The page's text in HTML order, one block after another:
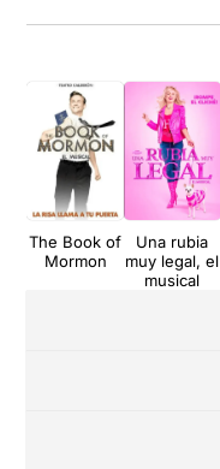
The Book of
Mormon
Una rubia
muy legal, el
musical